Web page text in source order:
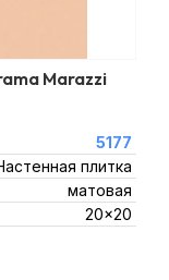
Marazzi
5177
плитка
матовая
20x20